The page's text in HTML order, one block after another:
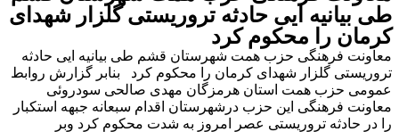
طی بیانیه ایی حادثه تروریستی گلزار شهدای
کرمان را محکوم کرد
معاونت فرهنگی حزب همت شهرستان قشم طی بیانیه ایی حادثه
تروریستی گلزار شهدای کرمان را محکوم کرد بنابر گزارش روابط
عمومی حزب همت استان هرمزگان مهدی صالحی سودروئی
معاونت فرهنگی این حزب درشهرستان اقدام سبعانه جبهه استکبار
را در حادثه تروریستی عصر امروز به شدت محکوم کرد وبر